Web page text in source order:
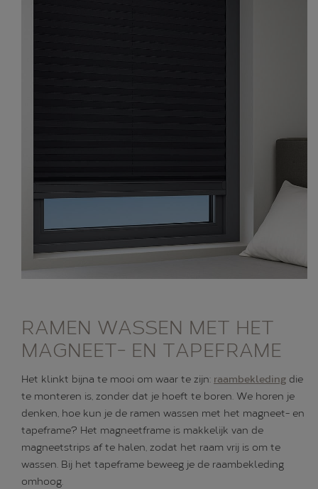
RAMEN WASSEN MET HET
MAGNEET- EN TAPEFRAME
Het klinkt bijna te mooi om waar te zijn: raambekleding die
te monteren is, zonder dat je hoeft te boren. We horen je
denken, hoe kun je de ramen wassen met het magneet- en
tapeframe? Het magneetframe is makkelijk van de
magneetstrips af te halen, zodat het raam vrij is om te
wassen. Bij het tapeframe beweeg je de raambekleding
omhoog.